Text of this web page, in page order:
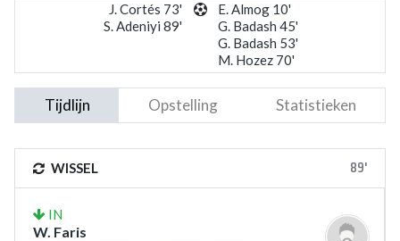
J. Cortés 73'
S. Adeniyi 89'
E. Almog 10'
G. Badash 45'
G. Badash 53'
M. Hozez 70'
Tijdlijn Opstelling Statistieken
WISSEL 89'
IN
W. Faris